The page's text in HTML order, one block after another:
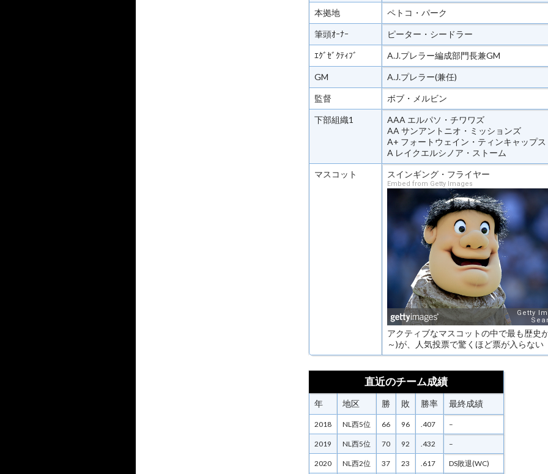
本拠地 ペトコ・パーク
筆頭ｵｰﾅｰ ピーター・シードラー
ｴｸﾞｾﾞｸﾃｨﾌﾞ A.J.プレラー編成部門長兼GM
GM A.J.プレラー(兼任)
監督 ボブ・メルビン
下部組織1
AAA エルパソ・チワワズ
AA サンアントニオ・ミッションズ
A+ フォートウェイン・ティンキャップス
A レイクエルシノア・ストーム
マスコット スインギング・フライヤー
Embed from Getty Images
アクティブなマスコットの中で最も歴史
～)が、人気投票で驚くほど票が入らない
直近のチーム成績
年 地区 勝 敗 勝率 最終成績
2018 NL西5位 66 96 .407 –
2019 NL西5位 70 92 .432 –
2020 NL西2位 37 23 .617 DS敗退(WC)